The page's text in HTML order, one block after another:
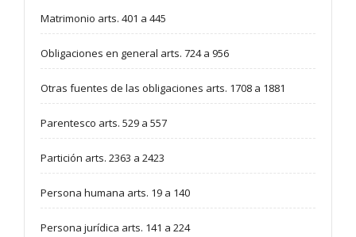
Matrimonio arts. 401 a 445
Obligaciones en general arts. 724 a 956
Otras fuentes de las obligaciones arts. 1708 a 1881
Parentesco arts. 529 a 557
Partición arts. 2363 a 2423
Persona humana arts. 19 a 140
Persona jurídica arts. 141 a 224